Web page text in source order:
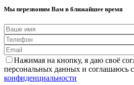
Мы перезвоним Вам в ближайшее время
Нажимая на кнопку, я даю своё
персональных данных и соглашаюсь
конфиденциальности